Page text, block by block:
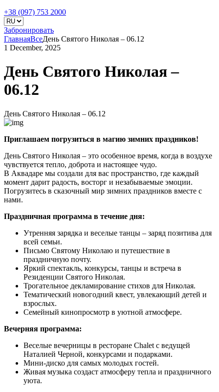
+38 (097) 753 2000
Забронировать
ГлавнаяВсеДень Святого Николая – 06.12
1 December, 2025
День Святого Николая –
06.12
День Святого Николая – 06.12
Приглашаем погрузиться в магию зимних праздников!
День Святого Николая – это особенное время, когда в воздухе
чувствуется тепло, доброта и настоящее чудо.
В Аквадаре мы создали для вас пространство, где каждый
момент дарит радость, восторг и незабываемые эмоции.
Погрузитесь в сказочный мир зимних праздников вместе с
нами.
Праздничная программа в течение дня:
Утренняя зарядка и веселые танцы – заряд позитива для
всей семьи.
Письмо Святому Николаю и путешествие в
праздничную почту.
Яркий спектакль, конкурсы, танцы и встреча в
Резиденции Святого Николая.
Трогательное декламирование стихов для Николая.
Тематический новогодний квест, увлекающий детей и
взрослых.
Семейный кинопросмотр в уютной атмосфере.
Вечерняя программа:
Веселые вечерницы в ресторане Chalet с ведущей
Наталией Черной, конкурсами и подарками.
Мини-диско для самых молодых гостей.
Живая музыка создаст атмосферу тепла и праздничного
уюта.